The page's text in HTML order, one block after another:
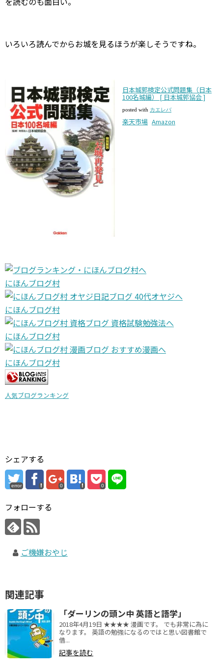
いろいろ読んでからお城を見るほうが楽しそうですね。
日本城郭検定公式問題集（日本
100名城編） [ 日本城郭協会 ]
posted with カエレバ
楽天市場 Amazon
にほんブログ村
にほんブログ村
にほんブログ村
にほんブログ村
人気ブログランキング
シェアする
error 0 0
フォローする
ご機嫌おやじ
関連記事
「ダーリンの頭ン中 英語と語学」
2018年4月19日 ★★★★ 漫画です。 でも非常に為に
なります。 英語の勉強になるのではと思い図書館で
借...
記事を読む